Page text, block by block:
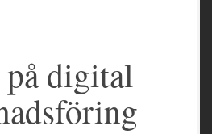
på digital